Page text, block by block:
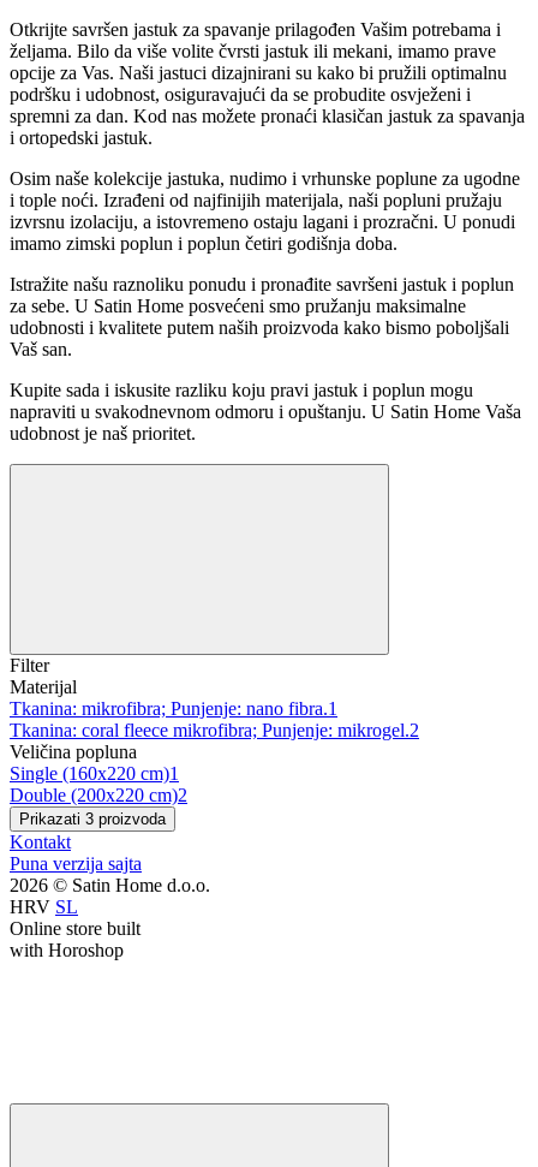
Otkrijte savršen jastuk za spavanje prilagođen Vašim potrebama i
željama. Bilo da više volite čvrsti jastuk ili mekani, imamo prave
opcije za Vas. Naši jastuci dizajnirani su kako bi pružili optimalnu
podršku i udobnost, osiguravajući da se probudite osvježeni i
spremni za dan. Kod nas možete pronaći klasičan jastuk za spavanja
i ortopedski jastuk.
Osim naše kolekcije jastuka, nudimo i vrhunske poplune za ugodne
i tople noći. Izrađeni od najfinijih materijala, naši popluni pružaju
izvrsnu izolaciju, a istovremeno ostaju lagani i prozračni. U ponudi
imamo zimski poplun i poplun četiri godišnja doba.
Istražite našu raznoliku ponudu i pronađite savršeni jastuk i poplun
za sebe. U Satin Home posvećeni smo pružanju maksimalne
udobnosti i kvalitete putem naših proizvoda kako bismo poboljšali
Vaš san.
Kupite sada i iskusite razliku koju pravi jastuk i poplun mogu
napraviti u svakodnevnom odmoru i opuštanju. U Satin Home Vaša
udobnost je naš prioritet.
Filter
Materijal
Tkanina: mikrofibra; Punjenje: nano fibra.1
Tkanina: coral fleece mikrofibra; Punjenje: mikrogel.2
Veličina popluna
Single (160x220 cm)1
Double (200x220 cm)2
Prikazati 3 proizvoda
Kontakt
Puna verzija sajta
2026 © Satin Home d.o.o.
HRV SL
Online store built
with Horoshop